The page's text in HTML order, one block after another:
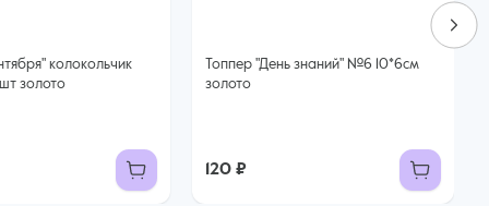
золото
Топпер "День знаний" №6 10*6см
золото
120 ₽